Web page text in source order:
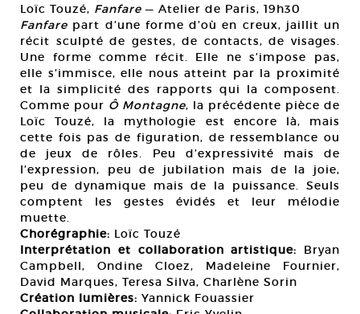
Loïc Touzé, Fanfare — Atelier de Paris, 19h30
Fanfare part d’une forme d’où en creux, jaillit un
récit sculpté de gestes, de contacts, de visages.
Une forme comme récit. Elle ne s’impose pas,
elle s’immisce, elle nous atteint par la proximité
et la simplicité des rapports qui la composent.
Comme pour Ô Montagne, la précédente pièce de
Loïc Touzé, la mythologie est encore là, mais
cette fois pas de figuration, de ressemblance ou
de jeux de rôles. Peu d’expressivité mais de
l’expression, peu de jubilation mais de la joie,
peu de dynamique mais de la puissance. Seuls
comptent les gestes évidés et leur mélodie
muette.
Chorégraphie: Loïc Touzé
Interprétation et collaboration artistique: Bryan
Campbell, Ondine Cloez, Madeleine Fournier,
David Marques, Teresa Silva, Charlène Sorin
Création lumières: Yannick Fouassier